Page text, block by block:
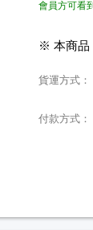
會員方可看
※ 本商品
貨運方式：
付款方式：